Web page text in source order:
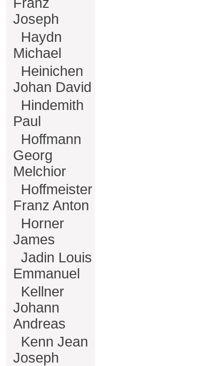
Joseph
Haydn
Michael
Heinichen
Johan David
Hindemith
Paul
Hoffmann
Georg
Melchior
Hoffmeister
Franz Anton
Horner
James
Jadin Louis
Emmanuel
Kellner
Johann
Andreas
Kenn Jean
Joseph